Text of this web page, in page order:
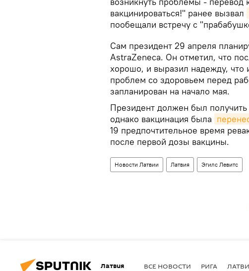
вакцинироваться!" ранее вызвал
пообещали встречу с
Сам президент 29 апреля
AstraZeneca. Он отметил, что
хорошо, и выразил надежду, что
проблем со здоровьем перед
запланирован на начало мая.
Президент должен был
однако вакцинация была
19 предпочтительное время
после первой дозы вакцины.
Новости Латвии Латвия Эгилс Левитс
Латвия ВСЕ НОВОСТИ РИГА